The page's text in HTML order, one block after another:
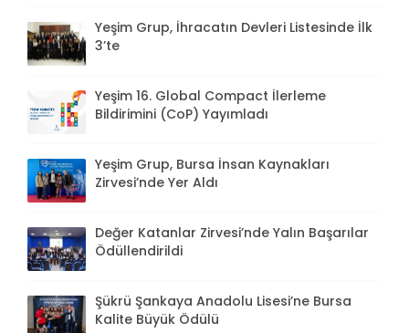
Yeşim Grup, İhracatın Devleri Listesinde İlk
3’te
Yeşim 16. Global Compact İlerleme
Bildirimini (CoP) Yayımladı
Yeşim Grup, Bursa İnsan Kaynakları
Zirvesi’nde Yer Aldı
Değer Katanlar Zirvesi’nde Yalın Başarılar
Ödüllendirildi
Şükrü Şankaya Anadolu Lisesi’ne Bursa
Kalite Büyük Ödülü